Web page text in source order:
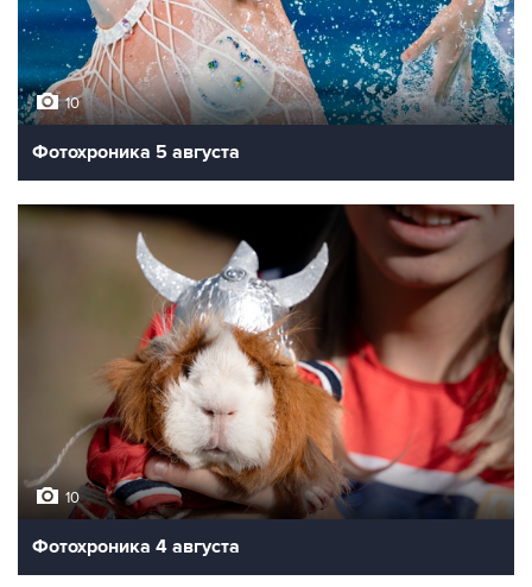
10
Фотохроника 5 августа
10
Фотохроника 4 августа